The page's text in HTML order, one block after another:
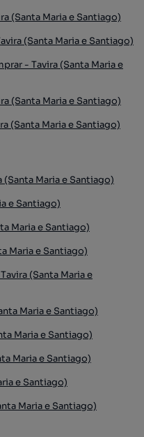
(Santa Maria e Santiago)
(Santa Maria e Santiago)
- Tavira (Santa Maria e
(Santa Maria e Santiago)
(Santa Maria e Santiago)
Maria e Santiago)
e Santiago)
Maria e Santiago)
Maria e Santiago)
(Santa Maria e
Maria e Santiago)
Maria e Santiago)
Maria e Santiago)
e Santiago)
Maria e Santiago)